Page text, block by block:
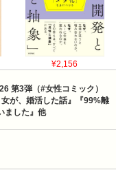
¥2,156
第3弾（#女性コミック）
が、婚活した話』『99%離
ました』他